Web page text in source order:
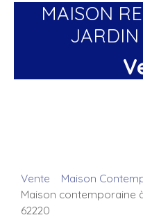
MAISON
JARDIN
Vente Maison
Maison contemporaine
62220